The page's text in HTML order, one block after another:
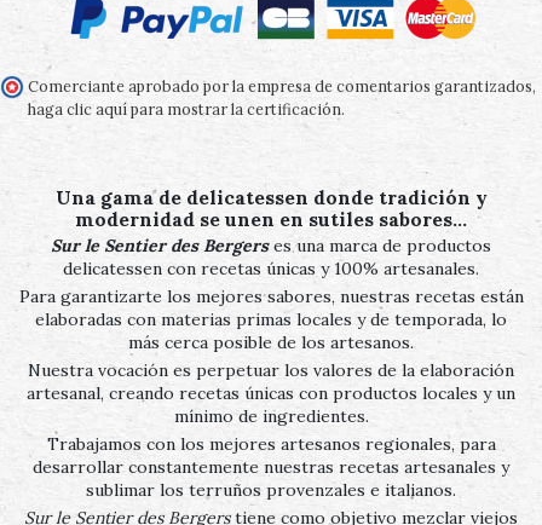
Comerciante aprobado por la empresa de comentarios garantizados,
haga clic aquí para mostrar la certificación.
Una gama de delicatessen donde tradición y
modernidad se unen en sutiles sabores…
Sur le Sentier des Bergerses una marca de productos
delicatessen con recetas únicas y 100% artesanales.
Para garantizarte los mejores sabores, nuestras recetas están
elaboradas con materias primas locales y de temporada, lo
más cerca posible de los artesanos.
Nuestra vocación es perpetuar los valores de la elaboración
artesanal, creando recetas únicas con productos locales y un
mínimo de ingredientes.
Trabajamos con los mejores artesanos regionales, para
desarrollar constantemente nuestras recetas artesanales y
sublimar los terruños provenzales e italianos.
Sur le Sentier des Bergerstiene como objetivo mezclar viejos